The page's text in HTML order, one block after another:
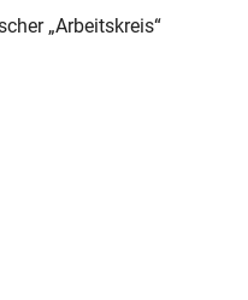
„Arbeitskreis“